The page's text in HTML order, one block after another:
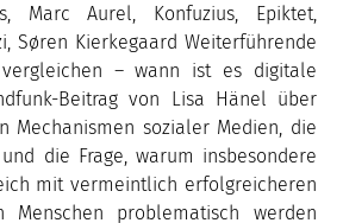
Marc Aurel, Konfuzius, Epiktet,
Søren Kierkegaard Weiterführende
– wann ist es digitale
Beitrag von Lisa Hänel über
Mechanismen sozialer Medien, die
die Frage, warum insbesondere
mit vermeintlich erfolgreicheren
Menschen problematisch werden